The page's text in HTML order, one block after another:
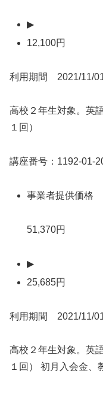
▶
12,100円
利用期間 2021/11/
高校２年生対象。英
１回）
講座番号：1192-01-
事業者提供価格
51,370円
▶
25,685円
利用期間 2021/11/
高校２年生対象。英
１回） 初月入会金、